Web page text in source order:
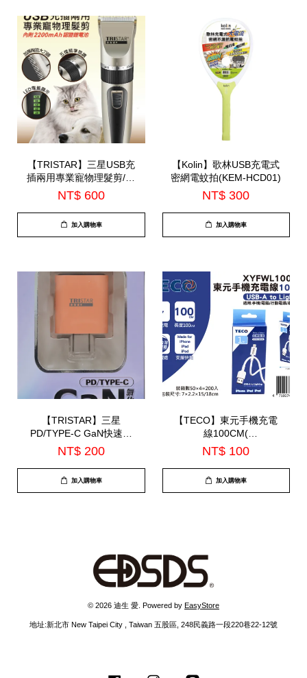
【TRISTAR】三星USB充
插兩用專業寵物理髮剪/配
2200mah電池(TS-R03)-7
月中到貨
NT$ 600
加入購物車
【Kolin】歌林USB充電式
密網電蚊拍(KEM-HCD01)
NT$ 300
加入購物車
【TRISTAR】三星
PD/TYPE-C GaN快速充
電器(TS-USB180)
NT$ 200
加入購物車
【TECO】東元手機充電
線100CM(
XYFWL1001AL)
NT$ 100
加入購物車
© 2026 迪生 愛. Powered by EasyStore
地址:新北市 New Taipei City , Taiwan 五股區, 248民義路一段220巷22-12號